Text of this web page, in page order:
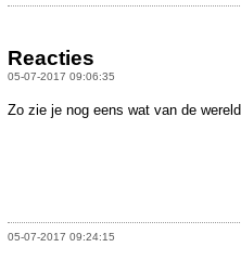
Reacties
05-07-2017 09:06:35
Zo zie je nog eens wat van de
05-07-2017 09:24:15